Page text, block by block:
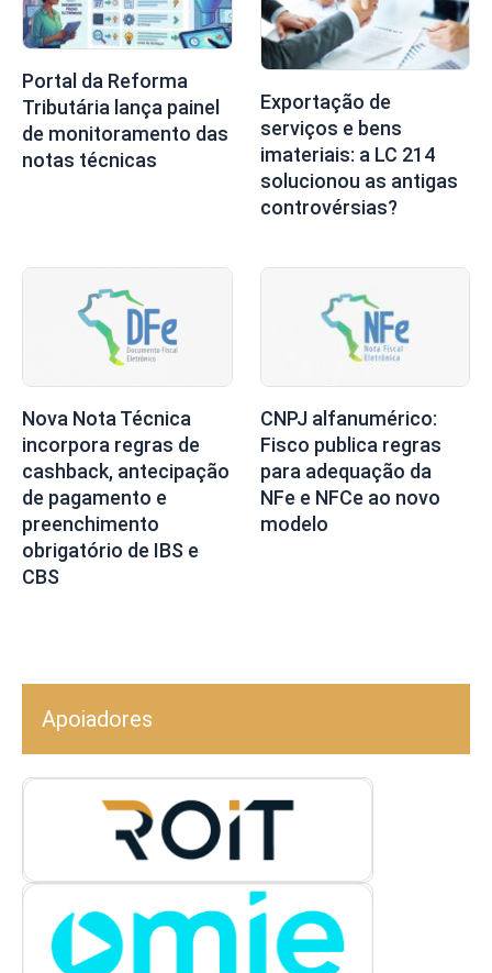
Portal da Reforma
Tributária lança painel
de monitoramento das
notas técnicas
Exportação de
serviços e bens
imateriais: a LC 214
solucionou as antigas
controvérsias?
Nova Nota Técnica
incorpora regras de
cashback, antecipação
de pagamento e
preenchimento
obrigatório de IBS e
CBS
CNPJ alfanumérico:
Fisco publica regras
para adequação da
NFe e NFCe ao novo
modelo
Apoiadores